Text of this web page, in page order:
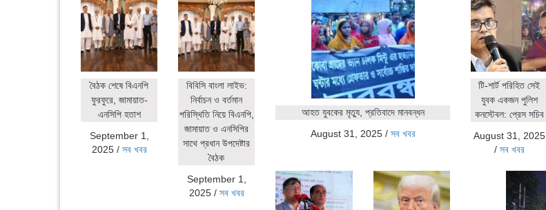
বৈঠক শেষে বিএনপি
ফুরফুরে, জামায়াত-
এনসিপি হতাশ
September 1,
2025/ সব খবর
বিবিসি বাংলা লাইভ:
নির্বাচন ও বর্তমান
পরিস্থিতি নিয়ে বিএনপি,
জামায়াত ও এনসিপির
সাথে প্রধান উপদেষ্টার
বৈঠক
September 1,
2025/ সব খবর
আহত যুবকের মৃত্যু, প্রতিবাদে মানবন্ধন
August 31, 2025/ সব খবর
টি-শার্ট পরিহিত সেই
যুবক একজন পুলিশ
কনস্টেবল: প্রেস সচিব
August 31, 2025
/ সব খবর